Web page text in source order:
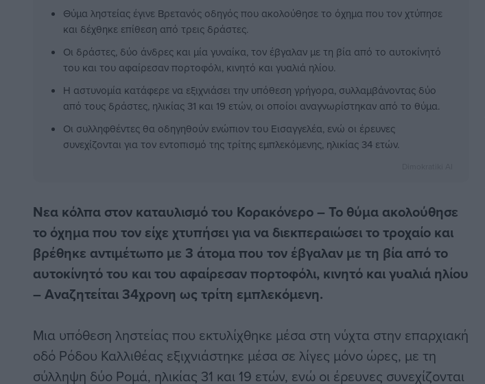
Θύμα ληστείας έγινε Βρετανός οδηγός που ακολούθησε το όχημα που τον χτύπησε
και δέχθηκε επίθεση από τρεις δράστες.
Οι δράστες, δύο άνδρες και μία γυναίκα, τον έβγαλαν με τη βία από το αυτοκίνητό
του και του αφαίρεσαν πορτοφόλι, κινητό και γυαλιά ηλίου.
Η αστυνομία κατάφερε να εξιχνιάσει την υπόθεση γρήγορα, συλλαμβάνοντας δύο
από τους δράστες, ηλικίας 31 και 19 ετών, οι οποίοι αναγνωρίστηκαν από το θύμα.
Οι συλληφθέντες θα οδηγηθούν ενώπιον του Εισαγγελέα, ενώ οι έρευνες
συνεχίζονται για τον εντοπισμό της τρίτης εμπλεκόμενης, ηλικίας 34 ετών.
Nεα κόλπα στον καταυλισμό του Κορακόνερο – Το θύμα ακολούθησε
το όχημα που τον είχε χτυπήσει για να διεκπεραιώσει το τροχαίο και
βρέθηκε αντιμέτωπο με 3 άτομα που τον έβγαλαν με τη βία από το
αυτοκίνητό του και του αφαίρεσαν πορτοφόλι, κινητό και γυαλιά ηλίου
– Αναζητείται 34χρονη ως τρίτη εμπλεκόμενη.
Μια υπόθεση ληστείας που εκτυλίχθηκε μέσα στη νύχτα στην επαρχιακή
οδό Ρόδου Καλλιθέας εξιχνιάστηκε μέσα σε λίγες μόνο ώρες, με τη
σύλληψη δύο Ρομά, ηλικίας 31 και 19 ετών, ενώ οι έρευνες συνεχίζονται